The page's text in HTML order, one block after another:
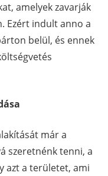
amelyek zavarják
Ezért indult anno a
belül, és ennek
már a
szeretnénk tenni, a
azt a területet, ami